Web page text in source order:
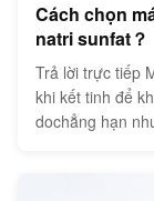
Cách chọn
natri sunfat？
Trả lời trực tiếp
khi kết tinh để
dochẳng hạn
quay, rượu mẹ